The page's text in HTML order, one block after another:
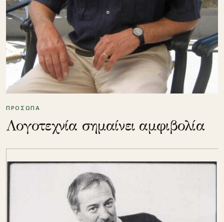
ΠΡΟΣΩΠΑ
Λογοτεχνία σημαίνει αμφιβολία